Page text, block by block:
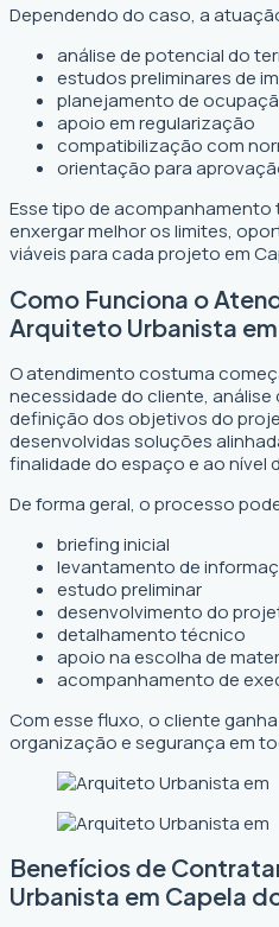
Dependendo do caso, a
análise de potencial do
estudos preliminares de
planejamento de
apoio em regularização
compatibilização com
orientação para
Esse tipo de
enxergar melhor os limites,
viáveis para cada projeto em
Como Funciona o
Arquiteto Urbanista
O atendimento costuma
necessidade do cliente, análise
definição dos objetivos do
desenvolvidas soluções
finalidade do espaço e ao nível
De forma geral, o processo
briefing inicial
levantamento de
estudo preliminar
desenvolvimento do
detalhamento técnico
apoio na escolha de
acompanhamento de
Com esse fluxo, o cliente
organização e segurança em
Benefícios de
Urbanista em Capela